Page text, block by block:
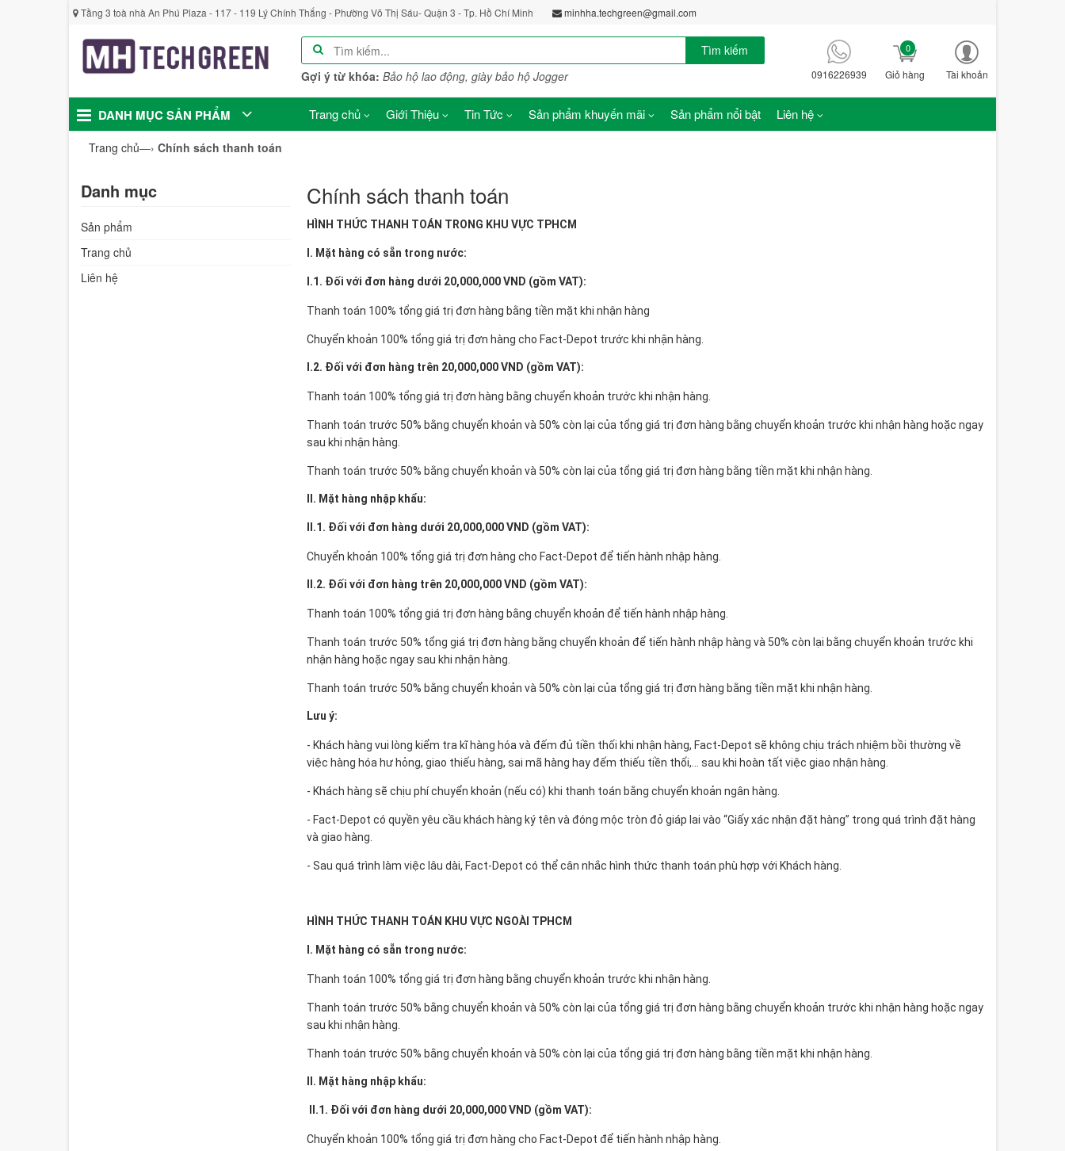
Tầng 3 toà nhà An Phú Plaza - 117 - 119 Lý Chính Thắng - Phường Võ Thị Sáu- Quận 3 - Tp. Hồ Chí Minh minhha.techgreen@gmail.com
Tìm kiếm
Gợi ý từ khóa: Bảo hộ lao động, giày bảo hộ Jogger 0916226939 Giỏ hàng
0
Tài khoản
DANH MỤC SẢN PHẨM Trang chủ Giới Thiệu Tin Tức Sản phẩm khuyến mãi Sản phẩm nổi bật Liên hệ
Trang chủ—› Chính sách thanh toán
Danh mục
Sản phẩm
Trang chủ
Liên hệ
Chính sách thanh toán
HÌNH THỨC THANH TOÁN TRONG KHU VỰC TPHCM
I. Mặt hàng có sẵn trong nước:
I.1. Đối với đơn hàng dưới 20,000,000 VND (gồm VAT):
Thanh toán 100% tổng giá trị đơn hàng bằng tiền mặt khi nhận hàng
Chuyển khoản 100% tổng giá trị đơn hàng cho Fact-Depot trước khi nhận hàng.
I.2. Đối với đơn hàng trên 20,000,000 VND (gồm VAT):
Thanh toán 100% tổng giá trị đơn hàng bằng chuyển khoản trước khi nhận hàng.
Thanh toán trước 50% bằng chuyển khoản và 50% còn lại của tổng giá trị đơn hàng bằng chuyển khoản trước khi nhận hàng hoặc ngay
sau khi nhận hàng.
Thanh toán trước 50% bằng chuyển khoản và 50% còn lại của tổng giá trị đơn hàng bằng tiền mặt khi nhận hàng.
II. Mặt hàng nhập khẩu:
II.1. Đối với đơn hàng dưới 20,000,000 VND (gồm VAT):
Chuyển khoản 100% tổng giá trị đơn hàng cho Fact-Depot để tiến hành nhập hàng.
II.2. Đối với đơn hàng trên 20,000,000 VND (gồm VAT):
Thanh toán 100% tổng giá trị đơn hàng bằng chuyển khoản để tiến hành nhập hàng.
Thanh toán trước 50% tổng giá trị đơn hàng bằng chuyển khoản để tiến hành nhập hàng và 50% còn lại bằng chuyển khoản trước khi
nhận hàng hoặc ngay sau khi nhận hàng.
Thanh toán trước 50% bằng chuyển khoản và 50% còn lại của tổng giá trị đơn hàng bằng tiền mặt khi nhận hàng.
Lưu ý:
- Khách hàng vui lòng kiểm tra kĩ hàng hóa và đếm đủ tiền thối khi nhận hàng, Fact-Depot sẽ không chịu trách nhiệm bồi thường về
việc hàng hóa hư hỏng, giao thiếu hàng, sai mã hàng hay đếm thiếu tiền thối,... sau khi hoàn tất việc giao nhận hàng.
- Khách hàng sẽ chịu phí chuyển khoản (nếu có) khi thanh toán bằng chuyển khoản ngân hàng.
- Fact-Depot có quyền yêu cầu khách hàng ký tên và đóng mộc tròn đỏ giáp lai vào “Giấy xác nhận đặt hàng” trong quá trình đặt hàng
và giao hàng.
- Sau quá trình làm việc lâu dài, Fact-Depot có thể cân nhắc hình thức thanh toán phù hợp với Khách hàng.
HÌNH THỨC THANH TOÁN KHU VỰC NGOÀI TPHCM
I. Mặt hàng có sẵn trong nước:
Thanh toán 100% tổng giá trị đơn hàng bằng chuyển khoản trước khi nhận hàng.
Thanh toán trước 50% bằng chuyển khoản và 50% còn lại của tổng giá trị đơn hàng bằng chuyển khoản trước khi nhận hàng hoặc ngay
sau khi nhận hàng.
Thanh toán trước 50% bằng chuyển khoản và 50% còn lại của tổng giá trị đơn hàng bằng tiền mặt khi nhận hàng.
II. Mặt hàng nhập khẩu:
II.1. Đối với đơn hàng dưới 20,000,000 VND (gồm VAT):
Chuyển khoản 100% tổng giá trị đơn hàng cho Fact-Depot để tiến hành nhập hàng.